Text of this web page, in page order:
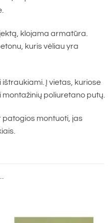
klojama armatūra.
kuris vėliau yra
Į vietas, kuriose
poliuretano putų.
patogios montuoti, jas